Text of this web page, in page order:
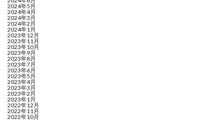
2024年5月
2024年4月
2024年3月
2024年2月
2024年1月
2023年12月
2023年11月
2023年10月
2023年9月
2023年8月
2023年7月
2023年6月
2023年5月
2023年4月
2023年3月
2023年2月
2023年1月
2022年12月
2022年11月
2022年10月